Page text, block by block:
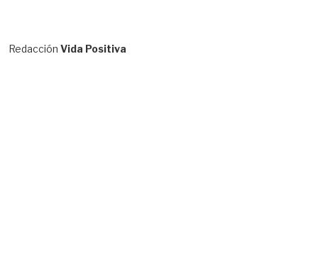
Redacción Vida Positiva